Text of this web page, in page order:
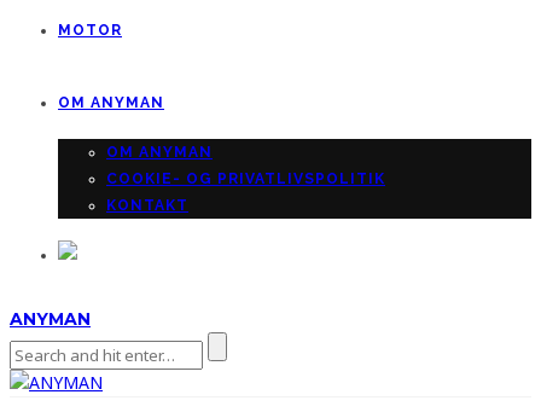
MOTOR
OM ANYMAN
OM ANYMAN
COOKIE- OG PRIVATLIVSPOLITIK
KONTAKT
ANYMAN